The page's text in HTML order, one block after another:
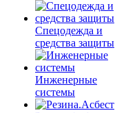
Спецодежда и
средства защиты
Инженерные
системы